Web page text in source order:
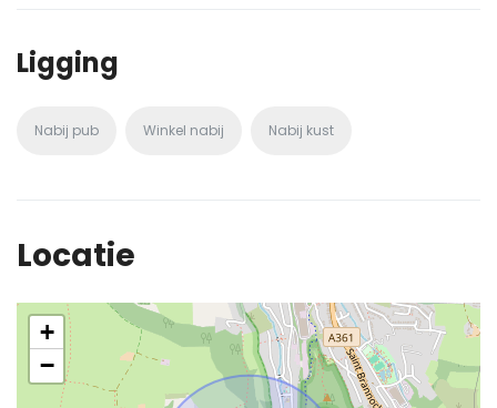
Ligging
Nabij pub Winkel nabij Nabij kust
Locatie
+
−